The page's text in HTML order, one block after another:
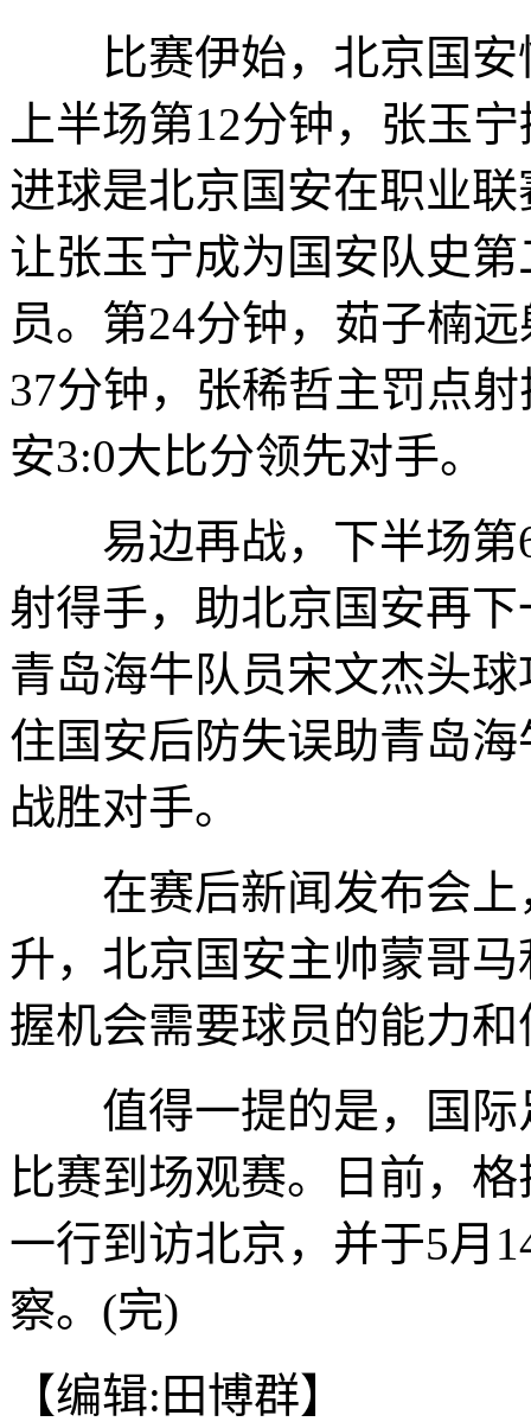
比赛伊始，北京国安
上半场第12分钟，张玉
进球是北京国安在职业
让张玉宁成为国安队史
员。第24分钟，茹子楠
37分钟，张稀哲主罚点
安3:0大比分领先对手。
易边再战，下半场第
射得手，助北京国安再
青岛海牛队员宋文杰头
住国安后防失误助青岛
战胜对手。
在赛后新闻发布会上
升，北京国安主帅蒙哥
握机会需要球员的能力和
值得一提的是，国际
比赛到场观赛。日前，
一行到访北京，并于5月
察。(完)
【编辑:田博群】